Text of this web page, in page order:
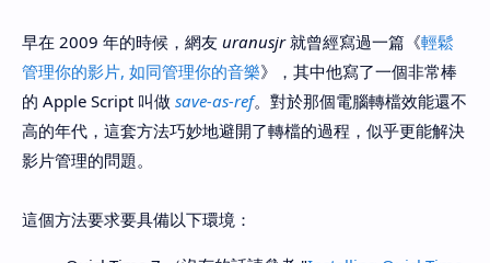
早在 2009 年的時候，網友 uranusjr就曾經寫過一篇《輕鬆
管理你的影片, 如同管理你的音樂》，其中他寫了一個非常棒
的 Apple Script 叫做 save-as-ref。對於那個電腦轉檔效能還不
高的年代，這套方法巧妙地避開了轉檔的過程，似乎更能解決
影片管理的問題。
這個方法要求要具備以下環境：